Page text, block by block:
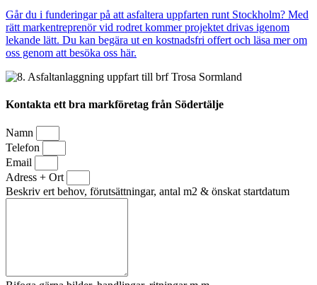
Går du i funderingar på att asfaltera uppfarten runt Stockholm? Med
rätt markentreprenör vid rodret kommer projektet drivas igenom
lekande lätt. Du kan begära ut en kostnadsfri offert och läsa mer om
oss genom att besöka oss här.
Kontakta ett bra markföretag från Södertälje
Namn
Telefon
Email
Adress + Ort
Beskriv ert behov, förutsättningar, antal m2 & önskat startdatum